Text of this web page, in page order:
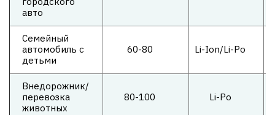
авто
Семейный
автомобиль с
детьми
60-80 Li-Ion/Li-Po
Внедорожник/
перевозка
животных
80-100 Li-Po